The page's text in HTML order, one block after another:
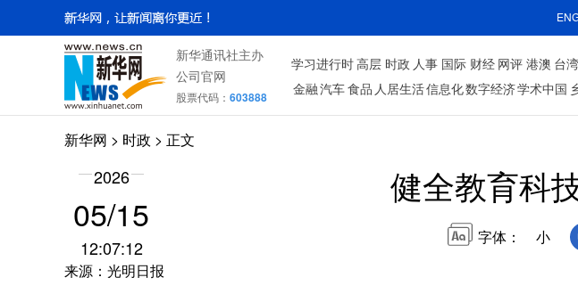
新华通讯社主办
公司官网
股票代码： 603888
学习进行时 高层 时政 人事 国际 财经 网评 港澳 台湾
金融 汽车 食品 人居生活信息化数字经济学术中国
新华网 > 时政 > 正文
2026
05/15
12:07:12
来源：光明日报
健全教育科
字体： 小